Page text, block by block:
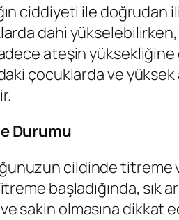
ciddiyeti ile doğrudan
dahi
ateşin yüksekliğine
çocuklarda ve
Durumu
cildinde titreme
başladığında,
sakin olmasına